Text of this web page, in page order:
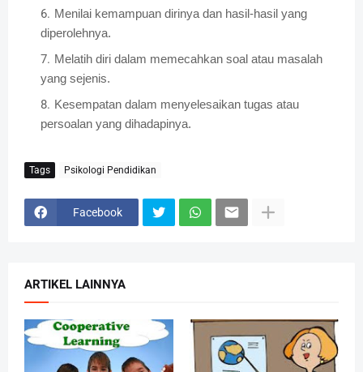
Menilai kemampuan dirinya dan hasil-hasil yang
diperolehnya.
Melatih diri dalam memecahkan soal atau masalah
yang sejenis.
Kesempatan dalam menyelesaikan tugas atau
persoalan yang dihadapinya.
Tags Psikologi Pendidikan
Facebook
ARTIKEL LAINNYA